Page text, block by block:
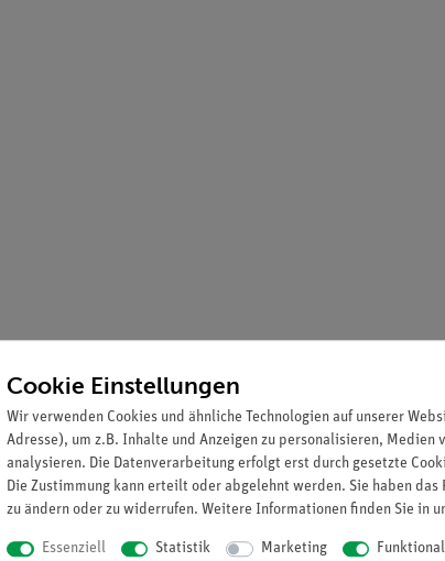
einer lösbaren elektrischen Verbindungen zu einem
Daten
Cookie Einstellungen
Wir verwenden Cookies und ähnliche Technologien auf unserer
Adresse), um z.B. Inhalte und Anzeigen zu personalisieren,
analysieren. Die Datenverarbeitung erfolgt erst durch gesetzte
Die Zustimmung kann erteilt oder abgelehnt werden. Sie haben
zu ändern oder zu widerrufen. Weitere Informationen finden Sie in
Essenziell Statistik Marketing Funktional